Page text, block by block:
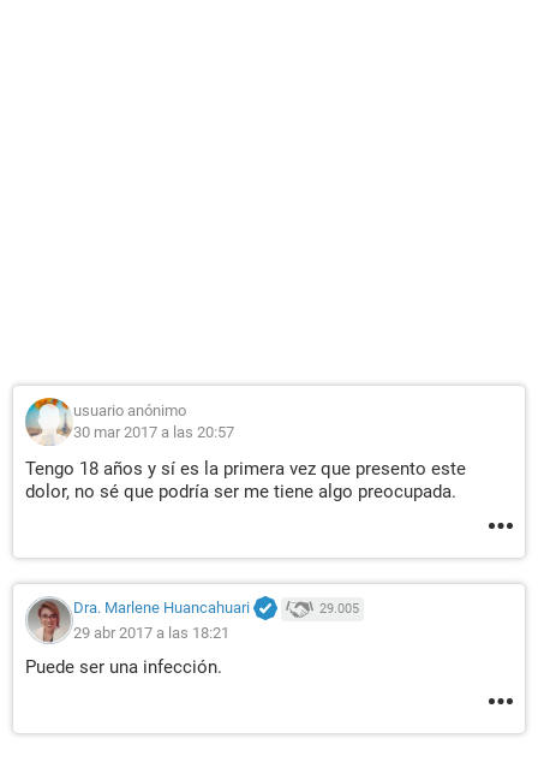
usuario anónimo
30 mar 2017 a las 20:57
Tengo 18 años y sí es la primera vez que presento este
dolor, no sé que podría ser me tiene algo preocupada.
Dra. Marlene Huancahuari 29.005
29 abr 2017 a las 18:21
Puede ser una infección.